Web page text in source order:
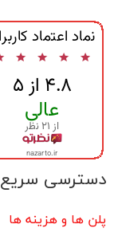
دسترسی سریع
پلن ها و هزینه ها